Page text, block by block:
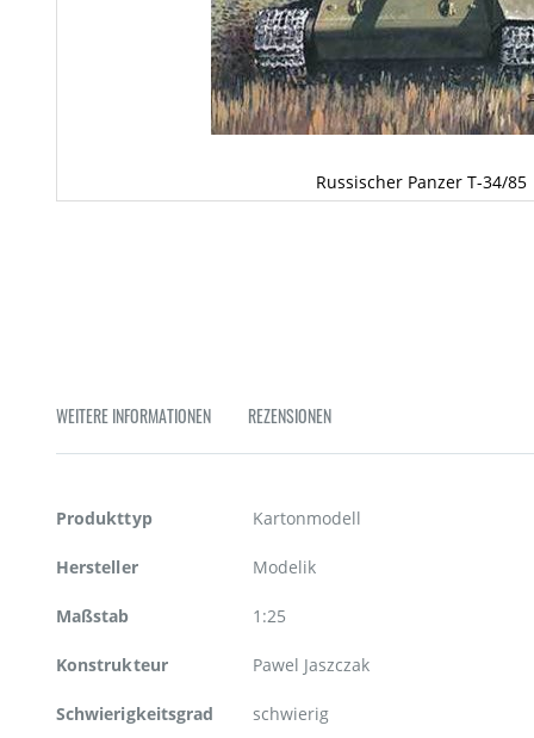
Russischer Panzer T-34/85
WEITERE INFORMATIONEN REZENSIONEN
Weitere
Produkttyp Kartonmodell
Hersteller Modelik
Maßstab 1:25
Konstrukteur Pawel Jaszczak
Schwierigkeitsgrad schwierig